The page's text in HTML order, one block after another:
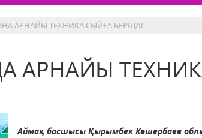
АРНАЙЫ ТЕХНИКА СЫЙҒА БЕРІЛДІ
АРНАЙЫ
Аймақ басшысы Қырымбек Көшербаев